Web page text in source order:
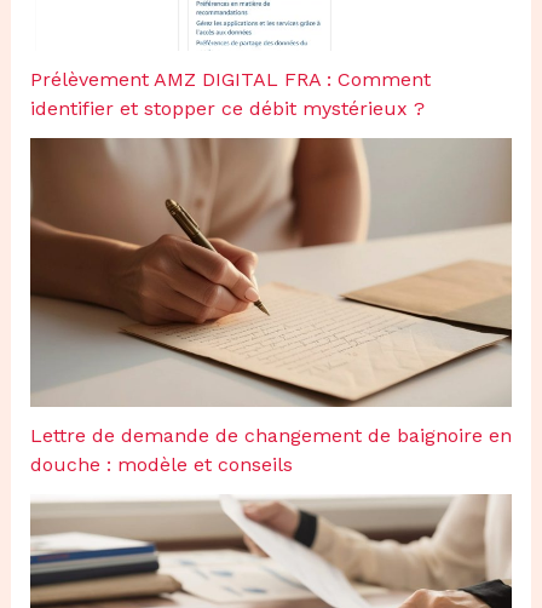
Prélèvement AMZ DIGITAL FRA : Comment
identifier et stopper ce débit mystérieux ?
Lettre de demande de changement de baignoire en
douche : modèle et conseils